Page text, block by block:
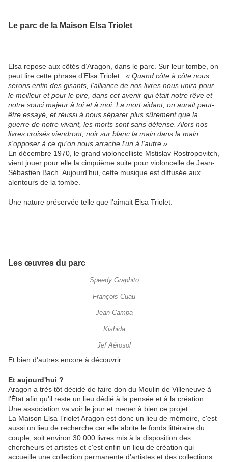
Le parc de la Maison Elsa Triolet
Elsa repose aux côtés d’Aragon, dans le parc. Sur leur tombe, on
peut lire cette phrase d’Elsa Triolet : « Quand côte à côte nous
serons enfin des gisants, l'alliance de nos livres nous unira pour
le meilleur et pour le pire, dans cet avenir qui était notre rêve et
notre souci majeur à toi et à moi. La mort aidant, on aurait peut-
être essayé, et réussi à nous séparer plus sûrement que la
guerre de notre vivant, les morts sont sans défense. Alors nos
livres croisés viendront, noir sur blanc la main dans la main
s'opposer à ce qu'on nous arrache l'un à l'autre ».
En décembre 1970, le grand violoncelliste Mstislav Rostropovitch,
vient jouer pour elle la cinquième suite pour violoncelle de Jean-
Sébastien Bach. Aujourd’hui, cette musique est diffusée aux
alentours de la tombe.
Une nature préservée telle que l'aimait Elsa Triolet.
Les œuvres du parc
Speedy Graphito
François Cuau
Jean Campa
Kishida
Jef Aérosol
Et bien d'autres encore à découvrir...
Et aujourd'hui ?
Aragon a très tôt décidé de faire don du Moulin de Villeneuve à
l’État afin qu'il reste un lieu dédié à la pensée et à la création.
Une association va voir le jour et mener à bien ce projet.
La Maison Elsa Triolet Aragon est donc un lieu de mémoire, c'est
aussi un lieu de recherche car elle abrite le fonds littéraire du
couple, soit environ 30 000 livres mis à la disposition des
chercheurs et artistes et c'est enfin un lieu de création qui
accueille une collection permanente d'artistes et des collections